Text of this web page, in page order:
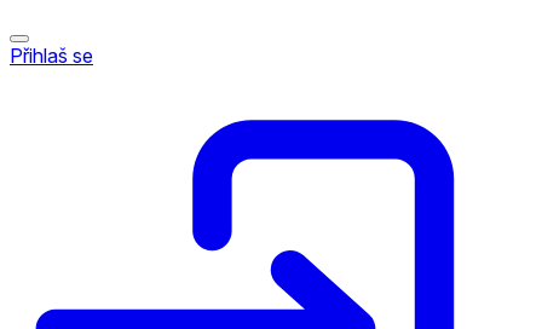
Přihlaš se